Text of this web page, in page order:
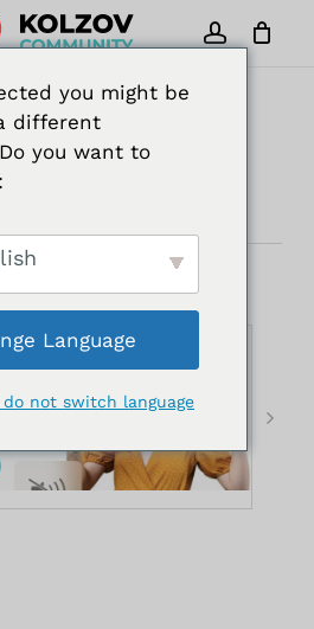
Konto
2026 Uncategorized
you might be
different
you want to
Language
do not switch language